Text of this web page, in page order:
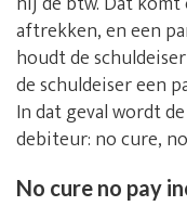
aftrekken, en een
houdt de
de schuldeiser een
In dat geval wordt
debiteur: no cure,
No cure no pay